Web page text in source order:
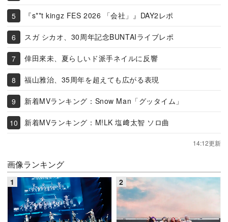
『s**t kingz FES 2026 「会社」』DAY2レポ
スガ シカオ、30周年記念BUNTAIライブレポ
倖田來未、夏らしいド派手ネイルに反響
福山雅治、35周年を超えても広がる表現
新着MVランキング：Snow Man「グッタイム」
新着MVランキング：M!LK 塩﨑太智 ソロ曲
14:12更新
画像ランキング